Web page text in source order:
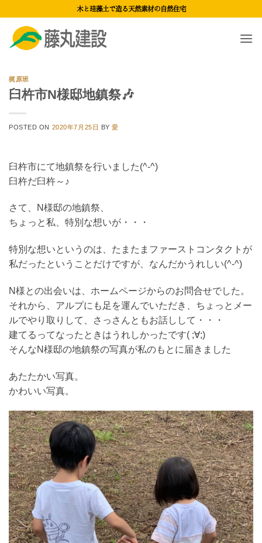
content
木と珪藻土で造る天然素材の自然住宅
梶原班
臼杵市N様邸地鎮祭🎶
POSTED ON 2020年7月25日 BY愛
臼杵市にて地鎮祭を行いました(^-^)
臼杵だ臼杵～♪
さて、N様邸の地鎮祭、
ちょっと私、特別な想いが・・・
特別な想いというのは、たまたまファーストコンタクトが
私だったということだけですが、なんだかうれしい(^-^)
N様との出会いは、ホームページからのお問合せでした。
それから、アルプにも足を運んでいただき、ちょっとメー
ルでやり取りして、さっさんともお話しして・・・
建てるってなったときはうれしかったです( ;∀;)
そんなN様邸の地鎮祭の写真が私のもとに届きました
あたたかい写真。
かわいい写真。